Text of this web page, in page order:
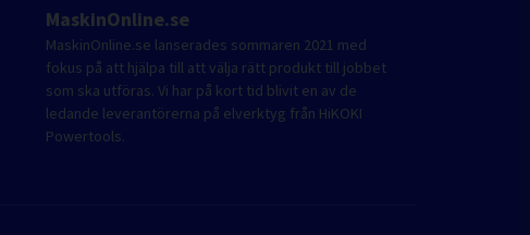
MaskinOnline.se
MaskinOnline.se lanserades sommaren 2021 med
fokus på att hjälpa till att välja rätt produkt till jobbet
som ska utföras. Vi har på kort tid blivit en av de
ledande leverantörerna på elverktyg från HiKOKI
Powertools.